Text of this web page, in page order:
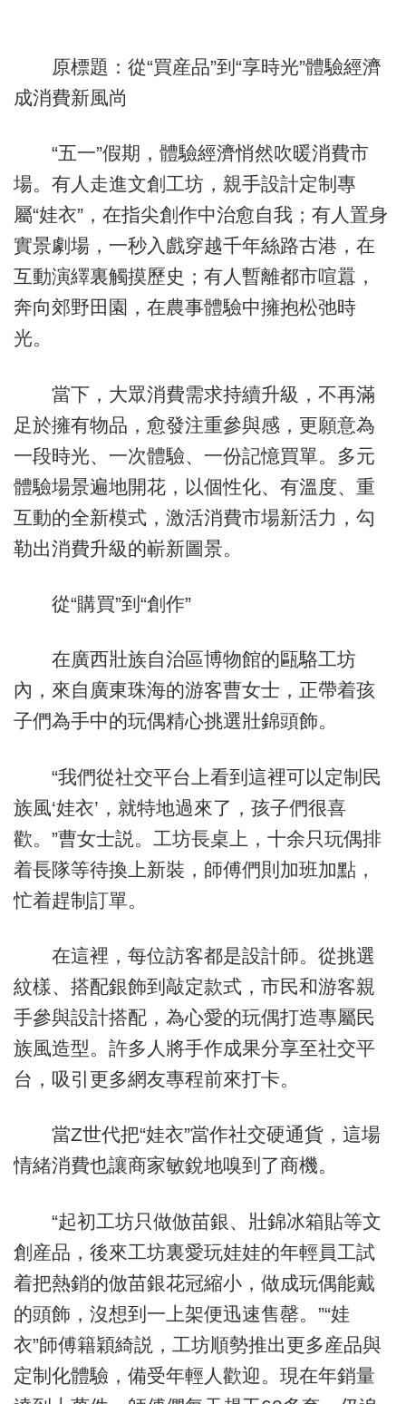
原標題：從“買産品”到“享時光”體驗經濟
成消費新風尚
“五一”假期，體驗經濟悄然吹暖消費市
場。有人走進文創工坊，親手設計定制專
屬“娃衣”，在指尖創作中治愈自我；有人置身
實景劇場，一秒入戲穿越千年絲路古港，在
互動演繹裏觸摸歷史；有人暫離都市喧囂，
奔向郊野田園，在農事體驗中擁抱松弛時
光。
當下，大眾消費需求持續升級，不再滿
足於擁有物品，愈發注重參與感，更願意為
一段時光、一次體驗、一份記憶買單。多元
體驗場景遍地開花，以個性化、有溫度、重
互動的全新模式，激活消費市場新活力，勾
勒出消費升級的嶄新圖景。
從“購買”到“創作”
在廣西壯族自治區博物館的甌駱工坊
內，來自廣東珠海的游客曹女士，正帶着孩
子們為手中的玩偶精心挑選壯錦頭飾。
“我們從社交平台上看到這裡可以定制民
族風‘娃衣’，就特地過來了，孩子們很喜
歡。”曹女士説。工坊長桌上，十余只玩偶排
着長隊等待換上新裝，師傅們則加班加點，
忙着趕制訂單。
在這裡，每位訪客都是設計師。從挑選
紋樣、搭配銀飾到敲定款式，市民和游客親
手參與設計搭配，為心愛的玩偶打造專屬民
族風造型。許多人將手作成果分享至社交平
台，吸引更多網友專程前來打卡。
當Z世代把“娃衣”當作社交硬通貨，這場
情緒消費也讓商家敏銳地嗅到了商機。
“起初工坊只做倣苗銀、壯錦冰箱貼等文
創産品，後來工坊裏愛玩娃娃的年輕員工試
着把熱銷的倣苗銀花冠縮小，做成玩偶能戴
的頭飾，沒想到一上架便迅速售罄。”“娃
衣”師傅籍穎綺説，工坊順勢推出更多産品與
定制化體驗，備受年輕人歡迎。現在年銷量